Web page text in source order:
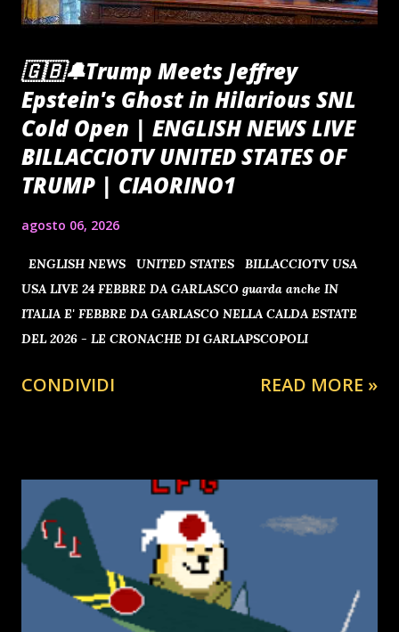
🇬🇧🔔Trump Meets Jeffrey
Epstein's Ghost in Hilarious SNL
Cold Open | ENGLISH NEWS LIVE
BILLACCIOTV UNITED STATES OF
TRUMP | CIAORINO1
agosto 06, 2026
ENGLISH NEWS UNITED STATES BILLACCIOTV USA
USA LIVE 24 FEBBRE DA GARLASCO guarda anche IN
ITALIA E' FEBBRE DA GARLASCO NELLA CALDA ESTATE
DEL 2026 - LE CRONACHE DI GARLAPSCOPOLI
CONDIVIDI READ MORE »